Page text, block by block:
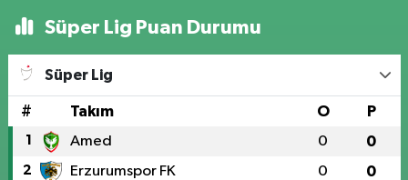
Süper Lig Puan Durumu
Süper Lig
# Takım O P
1 Amed 0 0
2 Erzurumspor FK 0 0